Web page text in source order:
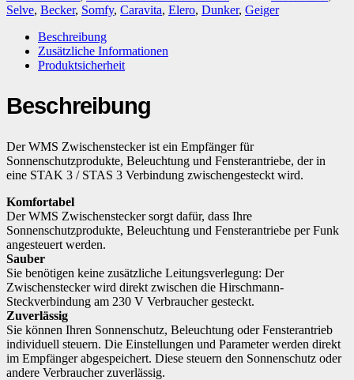
Selve, Becker, Somfy, Caravita, Elero, Dunker, Geiger
Beschreibung
Zusätzliche Informationen
Produktsicherheit
Beschreibung
Der WMS Zwischenstecker ist ein Empfänger für
Sonnenschutzprodukte, Beleuchtung und Fensterantriebe, der in
eine STAK 3 / STAS 3 Verbindung zwischengesteckt wird.
Komfortabel
Der WMS Zwischenstecker sorgt dafür, dass Ihre
Sonnenschutzprodukte, Beleuchtung und Fensterantriebe per Funk
angesteuert werden.
Sauber
Sie benötigen keine zusätzliche Leitungsverlegung: Der
Zwischenstecker wird direkt zwischen die Hirschmann-
Steckverbindung am 230 V Verbraucher gesteckt.
Zuverlässig
Sie können Ihren Sonnenschutz, Beleuchtung oder Fensterantrieb
individuell steuern. Die Einstellungen und Parameter werden direkt
im Empfänger abgespeichert. Diese steuern den Sonnenschutz oder
andere Verbraucher zuverlässig.